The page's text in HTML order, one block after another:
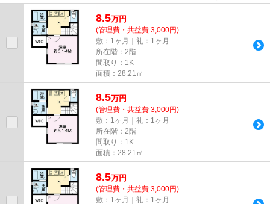
8.5万円
(管理費・共益費 3,000円)
敷：1ヶ月｜礼：1ヶ月
所在階：2階
間取り：1K
面積：28.21㎡
8.5万円
(管理費・共益費 3,000円)
敷：1ヶ月｜礼：1ヶ月
所在階：2階
間取り：1K
面積：28.21㎡
8.5万円
(管理費・共益費 3,000円)
敷：1ヶ月｜礼：1ヶ月